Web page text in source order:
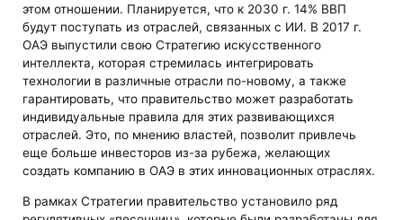
этом отношении. Планируется, что к 2030 г. 14% ВВП
будут поступать из отраслей, связанных с ИИ. В 2017 г.
ОАЭ выпустили свою Стратегию искусственного
интеллекта, которая стремилась интегрировать
технологии в различные отрасли по-новому, а также
гарантировать, что правительство может разработать
индивидуальные правила для этих развивающихся
отраслей. Это, по мнению властей, позволит привлечь
еще больше инвесторов из-за рубежа, желающих
создать компанию в ОАЭ в этих инновационных отраслях.
В рамках Стратегии правительство установило ряд